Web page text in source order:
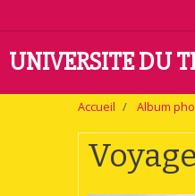
UNIVERSITE DU
Accueil Album